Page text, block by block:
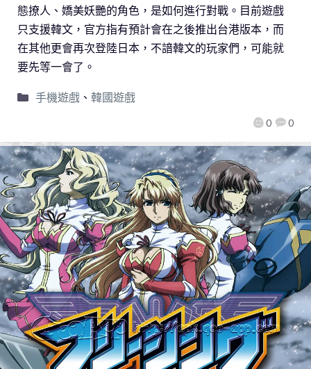
0 0
態撩人、嬌美妖艷的角色，是如何進行對戰。目前遊戲
只支援韓文，官方指有預計會在之後推出台港版本，而
在其他更會再次登陸日本，不諳韓文的玩家們，可能就
要先等一會了。
手機遊戲、 韓國遊戲